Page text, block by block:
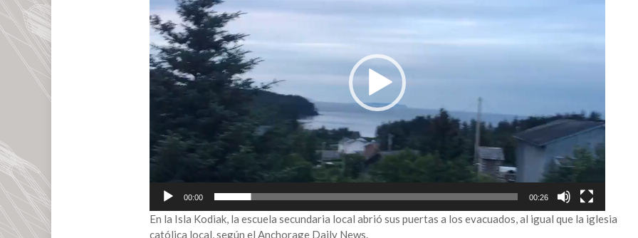
00:00 00:26
En la Isla Kodiak, la escuela secundaria local abrió sus puertas a los evacuados, al igual que la iglesia
católica local, según el Anchorage Daily News.